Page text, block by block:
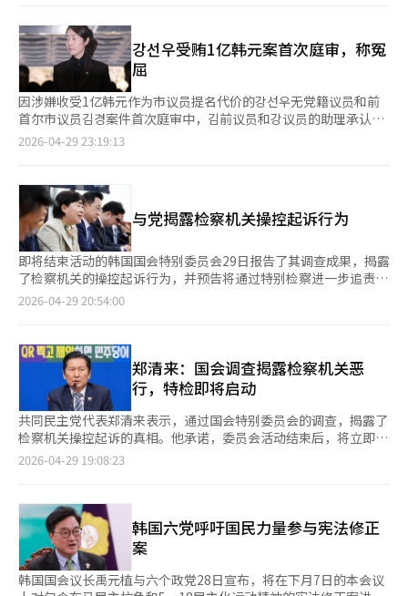
题。 特别是在半导体行业，矛盾更加明显。大企业的正式员工获
得数千万韩元的绩效奖金，而同一生产生态系统中的分包工人感到
相对剥夺，要求公平分配。实际上，随着大企业超额利润的增加，
分包工人的要求也在增加，出现了“绩效奖金多米诺”现象。 据
悉，SK海力士不仅面临来自半导体分包企业的绩效奖金要求，还
受到货运工会和餐饮公司的压力。农民也加入其中，要求公平分
配，争议不断。此外，MBC等媒体也提出“应分配亿级绩效奖
金”的观点，争议进一步升级。 对此，大多数网友表示：“韩国
友也评论道：“我们民族与共产主义很契合，但美国强行给我们套
上民主的外衣，看看社会现状，确实适合共产主义”，“我们的社
会对社会主义和共产主义非常喜爱，法律上全是控制，但大家却支
持”，“这是黄袋法带来的未来，真是大灾难”，“国民的倾向确
实接近共产主义”，“明显看到各地发生荒唐事，国家正在走向灭
亡”，“越来越原始”，“物质主义极端化，成功人士的财富被视
为被夺走，大家都在乞求。” 此次争议不仅是简单的绩效奖金问
题，更涉及到原公司与分包公司之间的责任界限。黄袋法实施
次官，表现出色。他希望金成范能将30多年的经验用于西归浦的发
展和韩国海洋的未来。金成范表示，他在32年的公职生涯中积累了
丰富的海洋水产行政经验，曾解决过海水部迁往釜山和提高非法中
国渔船罚款等问题。他强调将用实际成果证明自己的能力。金成范
出生于南济州，曾在西归浦度过学生时代。他表示，自己从西归浦
出发，积累了丰富经验后回到家乡，希望为西归浦的发展贡献力
量。当天，原议员魏候选人也出席了仪式，并鼓励金成范，称
他“充满干劲”，相信他能做好。此外，民主党此前已引入了来自
南甲的候选人。之后，又引入了前青瓦台人工智能未来规划首席秘
书河正宇和前青瓦台发言人全恩秀作为第二和第三位人才。民主党
计划继续引入人才。郑代表在访问京畿道河南德丰传统市场时表
示，预计在金成范之后还会有一位新人才。※ 本报道经人工智能
（AI）系统翻译与编辑。
강선우受贿1亿韩元案首次庭审，称冤
屈
因涉嫌收受1亿韩元作为市议员提名代价的강선우无党籍议员和前
首尔市议员김경案件首次庭审中，김前议员和강议员的助理承认了
指控。然而，강议员表示冤屈，推迟了立场表态。首尔中央地方法
和남某承认了所有指控，但김前议员表示在受贿罪名上有法律解释
余地，将提交意见书。강议员方面则表示，由于刚聘请律师，尚未
完成记录审查和会见，具体立场将在下次庭审中表明。律师表示，
강议员与其他被告不同，坚称冤屈，否认指控。강议员被指控在
2022年地方选举前，收受김前议员1亿韩元以换取首尔江南区市议
员提名。김前议员通过남某提议金钱交易，并在商议后向강议员报
告，随后在龙山区一酒店交付现金。检方认为他们共谋进行不正当
请托，并违反政治资金法规定的金额上限。강议员被控违反政治资
查阶段曾表示已退还款项，否认存在对价关系，但김前议员提交了
自首书，承认指控。两人上月被拘留起诉，法院因担心证据销毁而
签发拘留令，并驳回了강议员的拘留复审申请。法院将下次庭审定
于5月29日下午5点，考虑到案件的拘留性质，将加快审理进程。
※ 本报道经人工智能（AI）系统翻译与编辑。
2026-04-29 23:19:13
与党揭露检察机关操控起诉行为
即将结束活动的韩国国会特别委员会29日报告了其调查成果，揭露
了检察机关的操控起诉行为，并预告将通过特别检察进一步追责。
特别委员会将于30日结束活动，29日上午在国会召开记者会，称
控和非法行为。”她指出，28日的听证会亮点是前双龙会长金成泰
出席并证实“从未见过李在明”。徐英教批评称，“尹锡悦政权动
用国家权力机构试图清除李在明总统和文在寅前总统的组织。”她
承诺将继续努力揭露真相。李周熙议员解释了特委会活动中揭露的
事实关系，指出“调查目标的设定以及通过威逼利诱制造虚假证词
的操控起诉特点已被确认。”李周熙强调，“国政调查显示检察机
关的自我净化能力已达极限，特检是必要的。”她表示，民主党将
通过特检揭露操控起诉的全貌，并追究责任人。此外，特委会计划
事的李建泰议员表示，“明日上午11时将就伪证控告事项进行说
明。”他补充说，特委会成员正在进行分类工作，详细内容将在明
日公布。※ 本报道经人工智能（AI）系统翻译与编辑。
2026-04-29 20:54:00
郑清来：国会调查揭露检察机关恶
行，特检即将启动
共同民主党代表郑清来表示，通过国会特别委员会的调查，揭露了
检察机关操控起诉的真相。他承诺，委员会活动结束后，将立即推
动特别检察，揭开所有真相。郑清来在最高委员会会议上指出，通
件和证词操控等证据显示，所有案件均有政权指示和干预，尹锡悦
政府和检察机关的恶行令人愤怒。郑清来还提到，金建希女士上诉
被判4年监禁和5000万韩元罚款的结果，他对此表示遗憾，认为判
决与国民法律感情脱节。他批评法院因初犯、年龄和健康等因素减
轻刑罚的决定不可理解，并希望即将进行的尹锡悦特定公务妨碍案
2026-04-29 19:08:23
韩国六党呼吁国民力量参与宪法修正
案
韩国国会议长禹元植与六个政党28日宣布，将在下月7日的本会议